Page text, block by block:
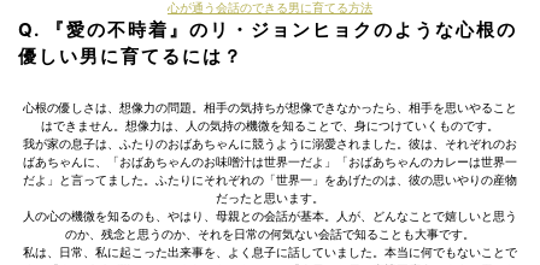
心が通う会話のできる男に育てる方法
Q. 『愛の不時着』のリ・ジョンヒョクのような心根の
優しい男に育てるには？
心根の優しさは、想像力の問題。相手の気持ちが想像できなかったら、相手を思いやること
はできません。想像力は、人の気持の機微を知ることで、身につけていくものです。
我が家の息子は、ふたりのおばあちゃんに競うように溺愛されました。彼は、それぞれのお
ばあちゃんに、「おばあちゃんのお味噌汁は世界一だよ」「おばあちゃんのカレーは世界一
だよ」と言ってました。ふたりにそれぞれの「世界一」をあげたのは、彼の思いやりの産物
だったと思います。
人の心の機微を知るのも、やはり、母親との会話が基本。人が、どんなことで嬉しいと思う
のか、残念と思うのか、それを日常の何気ない会話で知ることも大事です。
私は、日常、私に起こった出来事を、よく息子に話していました。本当に何でもないことで